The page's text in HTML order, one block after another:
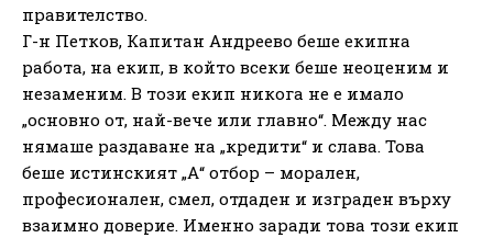
правителство.
Г-н Петков, Капитан Андреево беше екипна
работа, на екип, в който всеки беше неоценим и
незаменим. В този екип никога не е имало
„основно от, най-вече или главно“. Между нас
нямаше раздаване на „кредити“ и слава. Това
беше истинският „А“ отбор – морален,
професионален, смел, отдаден и изграден върху
взаимно доверие. Именно заради това този екип